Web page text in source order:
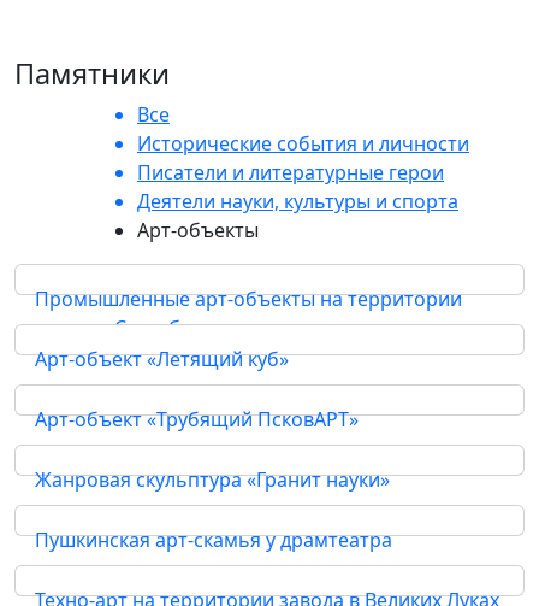
Памятники
Все
Исторические события и личности
Писатели и литературные герои
Деятели науки, культуры и спорта
Арт-объекты
Промышленные арт-объекты на территории
завода «Севкабель»
Арт-объекты
Арт-объект «Летящий куб»
Арт-объекты
Арт-объект «Трубящий ПсковАРТ»
Арт-объекты
Жанровая скульптура «Гранит науки»
Арт-объекты
Пушкинская арт-скамья у драмтеатра
Арт-объекты
Техно-арт на территории завода в Великих Луках